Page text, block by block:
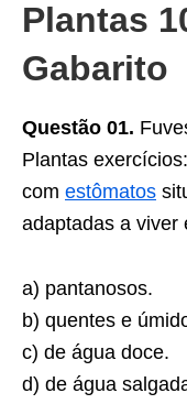
Plantas
Gabarito
Questão 01.
Plantas
com estômatos
adaptadas a viver
a) pantanosos.
b) quentes e
c) de água doce.
d) de água